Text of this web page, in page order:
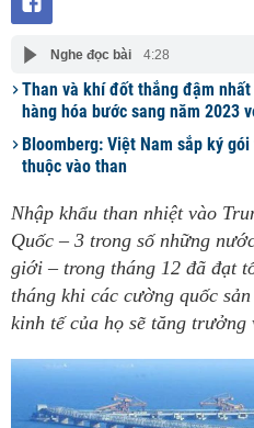
Nghe đọc bài 4:28
Than và khí đốt thắng đậm
hàng hóa bước sang năm 2023
Bloomberg: Việt Nam sắp ký
thuộc vào than
Nhập khẩu than nhiệt vào
Quốc – 3 trong số những
giới – trong tháng 12 đã đạt
tháng khi các cường quốc
kinh tế của họ sẽ tăng trưởng